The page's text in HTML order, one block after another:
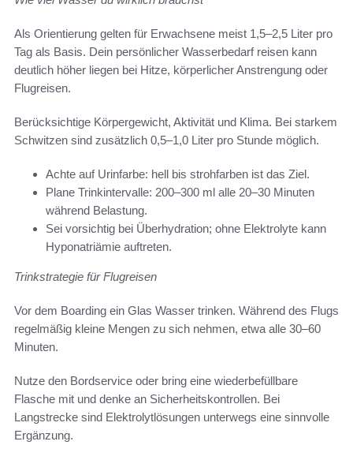
Als Orientierung gelten für Erwachsene meist 1,5–2,5 Liter pro
Tag als Basis. Dein persönlicher Wasserbedarf reisen kann
deutlich höher liegen bei Hitze, körperlicher Anstrengung oder
Flugreisen.
Berücksichtige Körpergewicht, Aktivität und Klima. Bei starkem
Schwitzen sind zusätzlich 0,5–1,0 Liter pro Stunde möglich.
Achte auf Urinfarbe: hell bis strohfarben ist das Ziel.
Plane Trinkintervalle: 200–300 ml alle 20–30 Minuten
während Belastung.
Sei vorsichtig bei Überhydration; ohne Elektrolyte kann
Hyponatriämie auftreten.
Trinkstrategie für Flugreisen
Vor dem Boarding ein Glas Wasser trinken. Während des Flugs
regelmäßig kleine Mengen zu sich nehmen, etwa alle 30–60
Minuten.
Nutze den Bordservice oder bring eine wiederbefüllbare
Flasche mit und denke an Sicherheitskontrollen. Bei
Langstrecke sind Elektrolytlösungen unterwegs eine sinnvolle
Ergänzung.